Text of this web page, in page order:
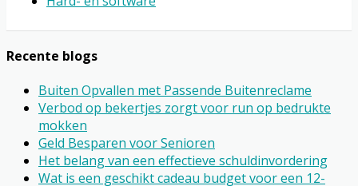
Recente blogs
Buiten Opvallen met Passende Buitenreclame
Verbod op bekertjes zorgt voor run op bedrukte
mokken
Geld Besparen voor Senioren
Het belang van een effectieve schuldinvordering
Wat is een geschikt cadeau budget voor een 12-